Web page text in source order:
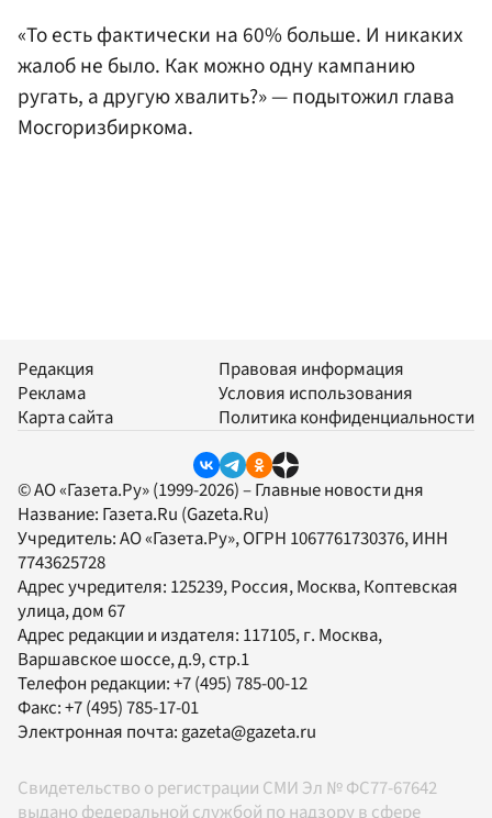
«То есть фактически на 60% больше. И никаких
жалоб не было. Как можно одну кампанию
ругать, а другую хвалить?» — подытожил глава
Мосгоризбиркома.
Редакция
Реклама
Карта сайта
Правовая информация
Условия использования
Политика конфиденциальности
© АО «Газета.Ру» (1999-2026) – Главные новости дня
Название: Газета.Ru (Gazeta.Ru)
Учредитель:АО «Газета.Ру», ОГРН 1067761730376, ИНН
7743625728
Адрес учредителя: 125239, Россия, Москва, Коптевская
улица, дом 67
Адрес редакции и издателя: 117105, г. Москва,
Варшавское шоссе, д.9, стр.1
Телефон редакции:+7 (495) 785-00-12
Факс:+7 (495) 785-17-01
Электронная почта:gazeta@gazeta.ru
Свидетельство о регистрации СМИ Эл № ФС77-67642
выдано федеральной службой по надзору в сфере